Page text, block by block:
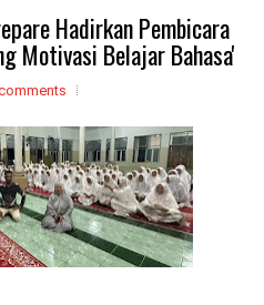
Hadirkan Pembicara
Motivasi Belajar Bahasa'